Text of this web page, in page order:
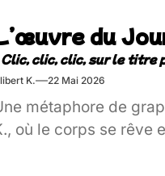
du
K. 22 Mai 2026
métaphore de
où le corps se rêve